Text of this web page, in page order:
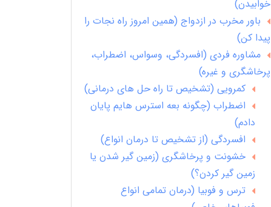
خوابیدن)
باور مخرب در ازدواج (همین امروز راه نجات را
پیدا کن)
مشاوره فردی (افسردگی، وسواس، اضطراب،
پرخاشگری و غیره)
کمرویی (تشخیص تا راه حل های درمانی)
اضطراب (چگونه بعه استرس هایم پایان
دادم)
افسردگی (از تشخیص تا درمان انواع)
خشونت و پرخاشگری (زمین گیر شدن یا
زمین گیر کردن؟)
ترس و فوبیا (درمان تمامی انواع